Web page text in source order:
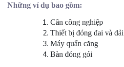
Những ví dụ bao gồm:
Cân công nghiệp
Thiết bị đóng đai và dải
Máy quấn căng
Bàn đóng gói​